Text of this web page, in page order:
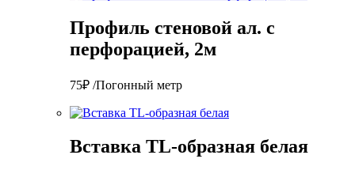
Профиль стеновой ал. с
перфорацией, 2м
75₽ /Погонный метр
Вставка TL-образная белая